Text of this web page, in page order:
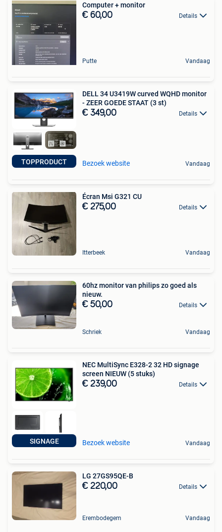
Computer + monitor
€ 60,00 Details
Putte Vandaag
TOPPRODUCT
DELL 34 U3419W curved WQHD monitor
- ZEER GOEDE STAAT (3 st)
€ 349,00 Details
Bezoek website Vandaag
Écran Msi G321 CU
€ 275,00 Details
Itterbeek Vandaag
60hz monitor van philips zo goed als
nieuw.
€ 50,00 Details
Schriek Vandaag
SIGNAGE
NEC MultiSync E328-2 32 HD signage
screen NIEUW (5 stuks)
€ 239,00 Details
Bezoek website Vandaag
LG 27GS95QE-B
€ 220,00 Details
Erembodegem Vandaag